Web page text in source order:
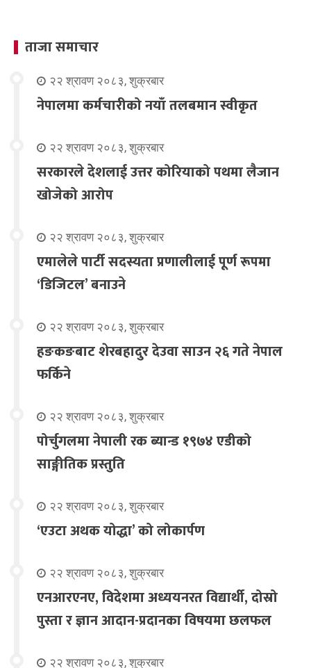
ताजा समाचार
२२ श्रावण २०८३, शुक्रबार
नेपालमा कर्मचारीको नयाँ तलबमान स्वीकृत
२२ श्रावण २०८३, शुक्रबार
सरकारले देशलाई उत्तर कोरियाको पथमा लैजान
खोजेको आरोप
२२ श्रावण २०८३, शुक्रबार
एमालेले पार्टी सदस्यता प्रणालीलाई पूर्ण रूपमा
‘डिजिटल’ बनाउने
२२ श्रावण २०८३, शुक्रबार
हङकङबाट शेरबहादुर देउवा साउन २६ गते नेपाल
फर्किने
२२ श्रावण २०८३, शुक्रबार
पोर्चुगलमा नेपाली रक ब्यान्ड १९७४ एडीको
साङ्गीतिक प्रस्तुति
२२ श्रावण २०८३, शुक्रबार
‘एउटा अथक योद्धा’ को लोकार्पण
२२ श्रावण २०८३, शुक्रबार
एनआरएनए, विदेशमा अध्ययनरत विद्यार्थी, दोस्रो
पुस्ता र ज्ञान आदान-प्रदानका विषयमा छलफल
२२ श्रावण २०८३, शुक्रबार